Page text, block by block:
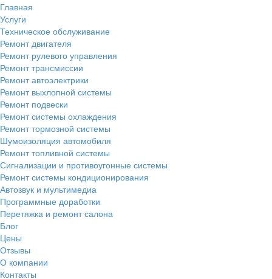
Главная
Услуги
Техническое обслуживание
Ремонт двигателя
Ремонт рулевого управления
Ремонт трансмиссии
Ремонт автоэлектрики
Ремонт выхлопной системы
Ремонт подвески
Ремонт системы охлаждения
Ремонт тормозной системы
Шумоизоляция автомобиля
Ремонт топливной системы
Сигнализации и противоугонные системы
Ремонт системы кондиционирования
Автозвук и мультимедиа
Программные доработки
Перетяжка и ремонт салона
Блог
Цены
Отзывы
О компании
Контакты